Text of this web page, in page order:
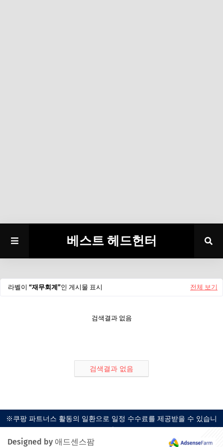
베스트 헤드헌터
라벨이 재무회계 인 게시물 표시 전체 보기
검색결과 없음
검색결과 없음
※쿠팡 파트너스 활동의 일환으로 일정 수수료를 제공받을 수 있습니
다.
Designed by 애드센스팜